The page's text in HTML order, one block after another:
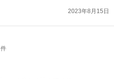
2023年8月15日